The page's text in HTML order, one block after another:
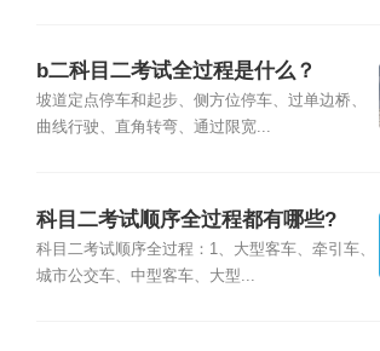
b二科目二考试全过程是什么？
坡道定点停车和起步、侧方位停车、过单边桥、
曲线行驶、直角转弯、通过限宽...
科目二考试顺序全过程都有哪些?
科目二考试顺序全过程：1、大型客车、牵引车、
城市公交车、中型客车、大型...